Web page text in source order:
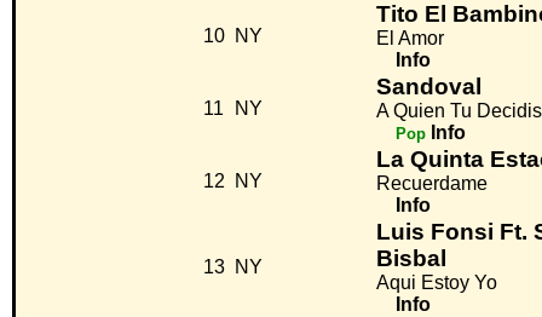
10 NY
Tito El
El Amor
Info
11 NY
Sandoval
A Quien Tu
Pop Info
12 NY
La Quinta
Recuerdame
Info
13 NY
Luis Fonsi Ft.
Bisbal
Aqui Estoy Yo
Info